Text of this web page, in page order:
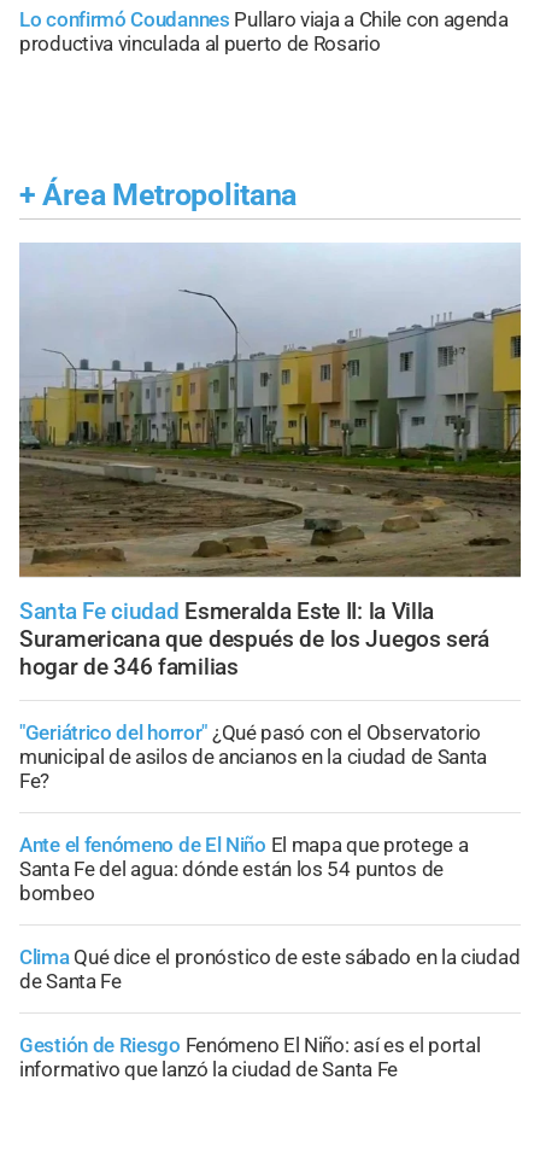
Lo confirmó Coudannes Pullaro viaja a Chile con agenda
productiva vinculada al puerto de Rosario
+ Área Metropolitana
Santa Fe ciudad Esmeralda Este II: la Villa
Suramericana que después de los Juegos será
hogar de 346 familias
"Geriátrico del horror" ¿Qué pasó con el Observatorio
municipal de asilos de ancianos en la ciudad de Santa
Fe?
Ante el fenómeno de El Niño El mapa que protege a
Santa Fe del agua: dónde están los 54 puntos de
bombeo
Clima Qué dice el pronóstico de este sábado en la ciudad
de Santa Fe
Gestión de Riesgo Fenómeno El Niño: así es el portal
informativo que lanzó la ciudad de Santa Fe